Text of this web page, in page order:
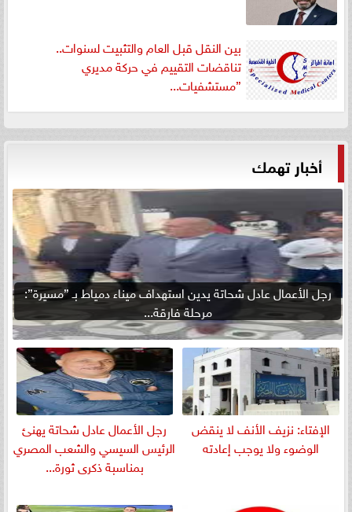
بين النقل قبل العام والتثبيت لسنوات..
تناقضات التقييم في حركة مديري
”مستشفيات...
أخبار تهمك
رجل الأعمال عادل شحاتة يدين استهداف ميناء دمياط بـ ”مسيرة”:
مرحلة فارقة...
الإفتاء: نزيف الأنف لا ينقض
الوضوء ولا يوجب إعادته
رجل الأعمال عادل شحاتة يهنئ
الرئيس السيسي والشعب المصري
بمناسبة ذكرى ثورة...